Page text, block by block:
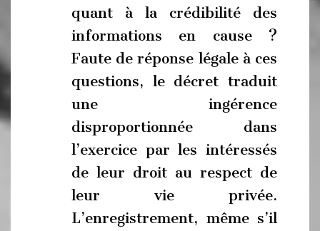
quant à la crédibilité des
informations en cause ?
Faute de réponse légale à ces
questions, le décret traduit
une ingérence
disproportionnée dans
l’exercice par les intéressés
de leur droit au respect de
leur vie privée.
L’enregistrement, même s’il